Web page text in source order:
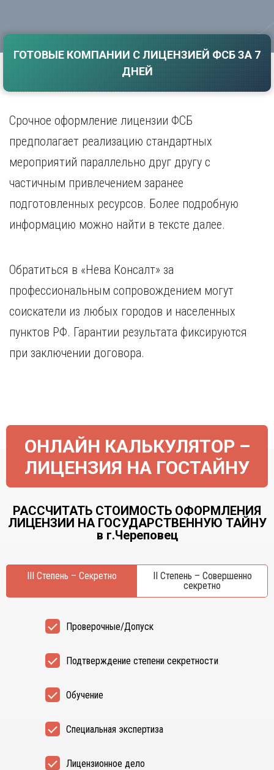
Е
Екатеринбург
И
Ижевск
Иркутск
К
Калининград
Калуга
Кемерово
Красноярск
Курск
Л
Липецк
М
Н
Набережные Челны
Нижний Тагил
Новокузнецк
Симферополь
Смоленск
Тамбов
Тверь
Томск
Тула
У
Уфа
Х
Хабаровск
Ч
ГОТОВЫЕ КОМПАНИИ С ЛИЦЕНЗИЕЙ ФСБ ЗА 7
ДНЕЙ
Срочное оформление лицензии ФСБ
предполагает реализацию стандартных
мероприятий параллельно друг другу с
частичным привлечением заранее
подготовленных ресурсов. Более подробную
информацию можно найти в тексте далее.
Обратиться в «Нева Консалт» за
профессиональным сопровождением могут
соискатели из любых городов и населенных
пунктов РФ. Гарантии результата фиксируются
при заключении договора.
ОНЛАЙН КАЛЬКУЛЯТОР –
ЛИЦЕНЗИЯ НА ГОСТАЙНУ
РАССЧИТАТЬ СТОИМОСТЬ ОФОРМЛЕНИЯ
ЛИЦЕНЗИИ НА ГОСУДАРСТВЕННУЮ ТАЙНУ
в г.Череповец
III Степень – Секретно
II Степень – Совершенно
секретно
Проверочные/Допуск
Подтверждение степени секретности
Обучение
Специальная экспертиза
Лицензионное дело